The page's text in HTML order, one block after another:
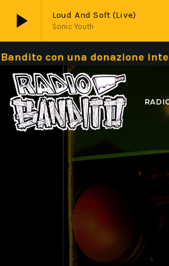
play_arrow Loud And Soft (live)
Sonic Youth
play_arrow Live
donazione intestata a: